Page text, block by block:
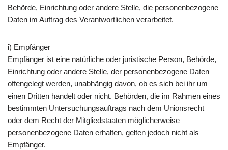
Behörde, Einrichtung oder andere Stelle, die personenbezogene
Daten im Auftrag des Verantwortlichen verarbeitet.
i) Empfänger
Empfänger ist eine natürliche oder juristische Person, Behörde,
Einrichtung oder andere Stelle, der personenbezogene Daten
offengelegt werden, unabhängig davon, ob es sich bei ihr um
einen Dritten handelt oder nicht. Behörden, die im Rahmen eines
bestimmten Untersuchungsauftrags nach dem Unionsrecht
oder dem Recht der Mitgliedstaaten möglicherweise
personenbezogene Daten erhalten, gelten jedoch nicht als
Empfänger.